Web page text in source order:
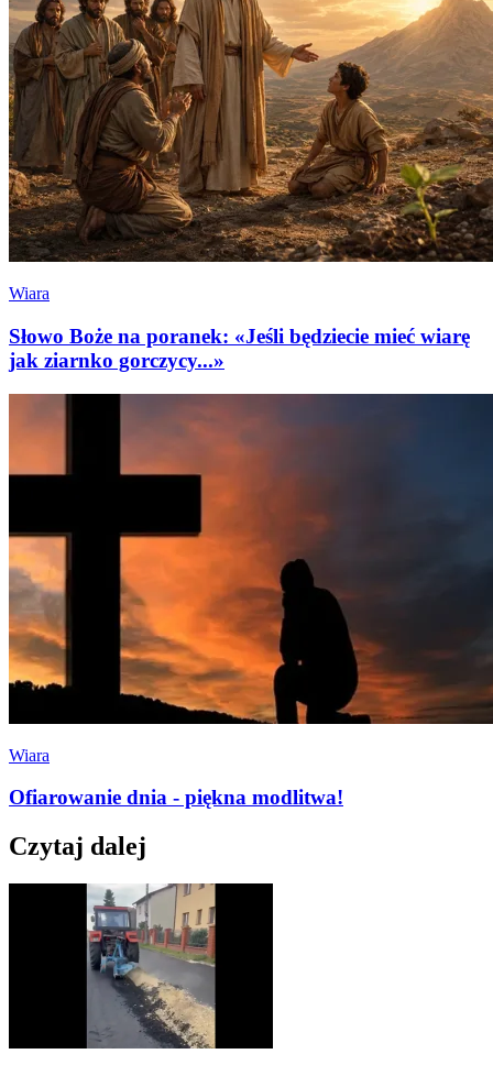
Wiara
Słowo Boże na poranek: «Jeśli będziecie mieć wiarę
jak ziarnko gorczycy...»
Wiara
Ofiarowanie dnia - piękna modlitwa!
Czytaj dalej